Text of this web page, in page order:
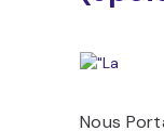
Nous